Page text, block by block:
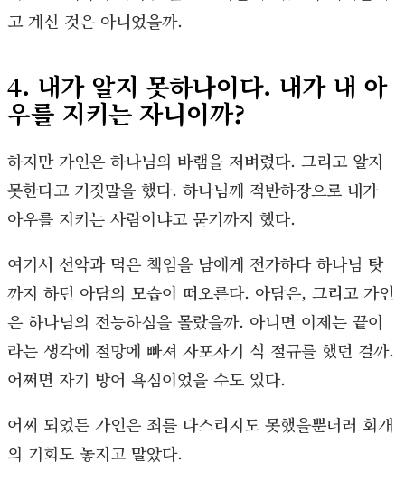
고 계신 것은 아니었을까.
4. 내가 알지 못하나이다. 내가 내 아
우를 지키는 자니이까?
하지만 가인은 하나님의 바램을 저벼렸다. 그리고 알지
못한다고 거짓말을 했다. 하나님께 적반하장으로 내가
아우를 지키는 사람이냐고 묻기까지 했다.
여기서 선악과 먹은 책임을 남에게 전가하다 하나님 탓
까지 하던 아담의 모습이 떠오른다. 아담은, 그리고 가인
은 하나님의 전능하심을 몰랐을까. 아니면 이제는 끝이
라는 생각에 절망에 빠져 자포자기 식 절규를 했던 걸까.
어쩌면 자기 방어 욕심이었을 수도 있다.
어찌 되었든 가인은 죄를 다스리지도 못했을뿐더러 회개
의 기회도 놓지고 말았다.